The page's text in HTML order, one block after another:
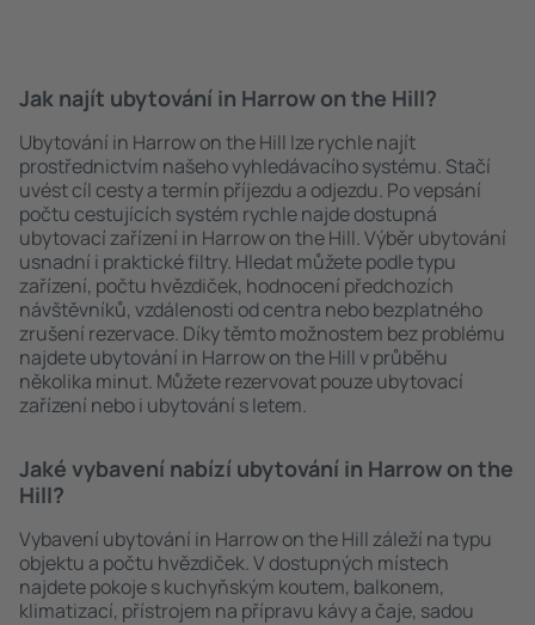
Jak najít ubytování in Harrow on the Hill?
Ubytování in Harrow on the Hill lze rychle najít
prostřednictvím našeho vyhledávacího systému. Stačí
uvést cíl cesty a termín příjezdu a odjezdu. Po vepsání
počtu cestujících systém rychle najde dostupná
ubytovací zařízení in Harrow on the Hill. Výběr ubytování
usnadní i praktické filtry. Hledat můžete podle typu
zařízení, počtu hvězdiček, hodnocení předchozích
návštěvníků, vzdálenosti od centra nebo bezplatného
zrušení rezervace. Díky těmto možnostem bez problému
najdete ubytování in Harrow on the Hill v průběhu
několika minut. Můžete rezervovat pouze ubytovací
zařízení nebo i ubytování s letem.
Jaké vybavení nabízí ubytování in Harrow on the
Hill?
Vybavení ubytování in Harrow on the Hill záleží na typu
objektu a počtu hvězdiček. V dostupných místech
najdete pokoje s kuchyňským koutem, balkonem,
klimatizací, přístrojem na přípravu kávy a čaje, sadou